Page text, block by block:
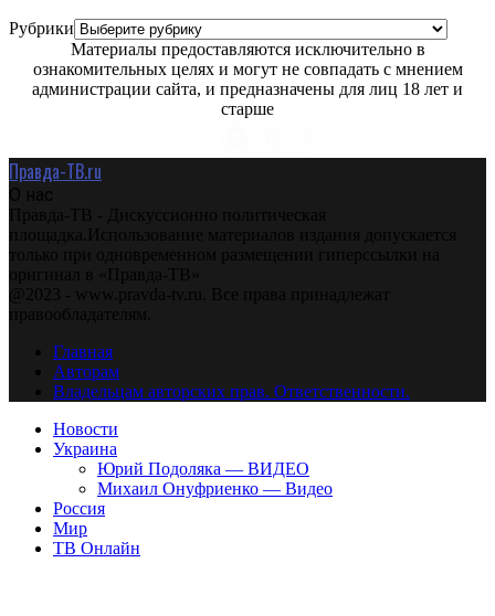
Рубрики
Материалы предоставляются исключительно в
ознакомительных целях и могут не совпадать с мнением
администрации сайта, и предназначены для лиц 18 лет и
старше
Правда-ТВ.ru
О нас
Правда-ТВ - Дискуссионно политическая
площадка.Использование материалов издания допускается
только при одновременном размещении гиперссылки на
оригинал в «Правда-ТВ»
@2023 - www.pravda-tv.ru. Все права принадлежат
правообладателям.
Главная
Авторам
Владельцам авторских прав. Ответственности.
Новости
Украина
Юрий Подоляка — ВИДЕО
Михаил Онуфриенко — Видео
Россия
Мир
ТВ Онлайн